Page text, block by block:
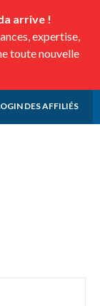
arrive !
expertise,
toute nouvelle
DES AFFILIÉS